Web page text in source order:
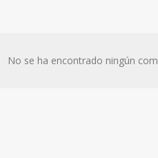
No se ha encontrado ningún